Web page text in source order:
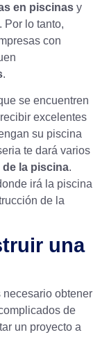
en piscinas y
Por lo tanto,
con
.
se encuentren
excelentes
su piscina
te dará varios
la piscina.
irá la piscina
de la
una
necesario obtener
de
un proyecto a